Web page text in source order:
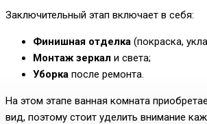
Заключительный этап включает в себя:
Финишная отделка (покраска,
Монтаж зеркал и света;
Уборка после ремонта.
На этом этапе ванная комната
вид, поэтому стоит уделить внимание